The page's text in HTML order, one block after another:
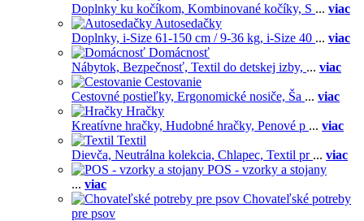
Doplnky ku kočíkom, Kombinované kočíky, S ... viac
Autosedačky
Doplnky, i-Size 61-150 cm / 9-36 kg, i-Size 40 ... viac
Domácnosť
Nábytok, Bezpečnosť, Textil do detskej izby, ... viac
Cestovanie
Cestovné postieľky, Ergonomické nosiče, Ša ... viac
Hračky
Kreatívne hračky, Hudobné hračky, Penové p ... viac
Textil
Dievča, Neutrálna kolekcia, Chlapec, Textil pr ... viac
POS - vzorky a stojany
... viac
Chovateľské potreby
pre psov